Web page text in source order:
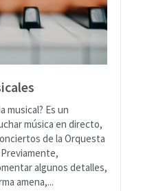
musical? Es un
música en directo,
de la Orquesta
algunos detalles,
amena,...